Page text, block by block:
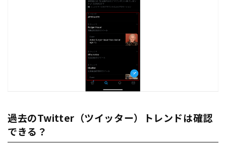
過去のTwitter（ツイッター）トレンドは確認
できる？